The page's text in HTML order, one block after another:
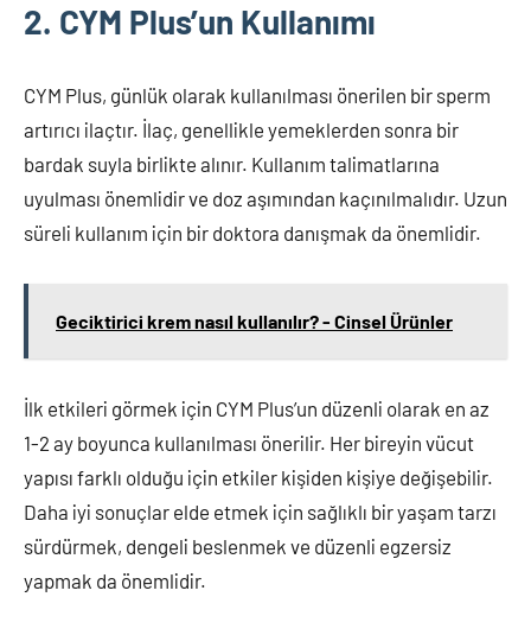
2. CYM Plus’un Kullanımı
CYM Plus, günlük olarak kullanılması önerilen bir sperm
artırıcı ilaçtır. İlaç, genellikle yemeklerden sonra bir
bardak suyla birlikte alınır. Kullanım talimatlarına
uyulması önemlidir ve doz aşımından kaçınılmalıdır. Uzun
süreli kullanım için bir doktora danışmak da önemlidir.
Geciktirici krem nasıl kullanılır? - Cinsel Ürünler
İlk etkileri görmek için CYM Plus’un düzenli olarak en az
1-2 ay boyunca kullanılması önerilir. Her bireyin vücut
yapısı farklı olduğu için etkiler kişiden kişiye değişebilir.
Daha iyi sonuçlar elde etmek için sağlıklı bir yaşam tarzı
sürdürmek, dengeli beslenmek ve düzenli egzersiz
yapmak da önemlidir.